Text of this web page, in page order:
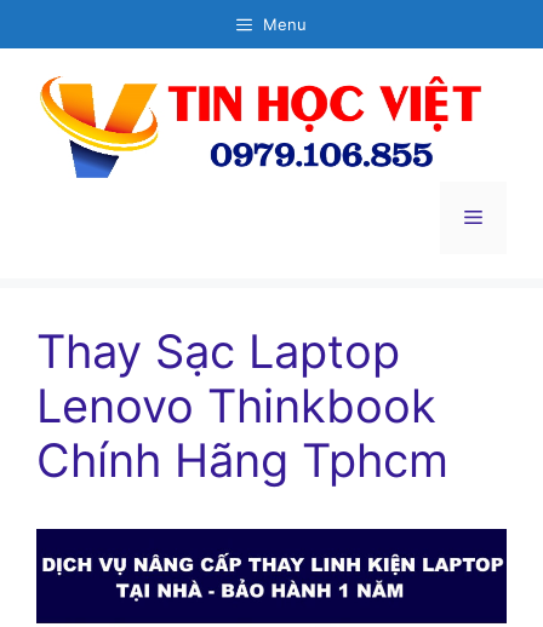
đến
dung
Menu
Menu
Thay Sạc Laptop
Lenovo Thinkbook
Chính Hãng Tphcm